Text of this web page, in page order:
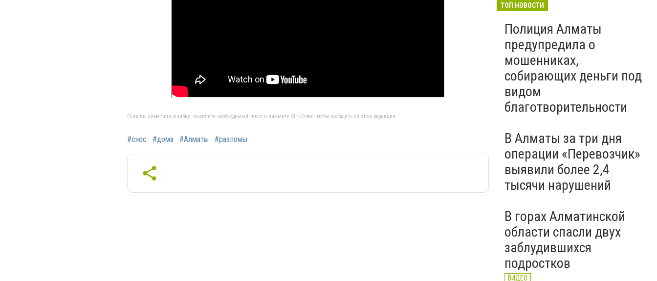
Если вы заметили ошибку, выделите необходимый текст и нажмите Ctrl+Enter, чтобы сообщить об этом редакции
#снос #дома #Алматы #разломы
ТОП НОВОСТИ
Полиция Алматы
предупредила о
мошенниках,
собирающих деньги под
видом
благотворительности
В Алматы за три дня
операции «Перевозчик»
выявили более 2,4
тысячи нарушений
В горах Алматинской
области спасли двух
заблудившихся
подростков
ВИДЕО